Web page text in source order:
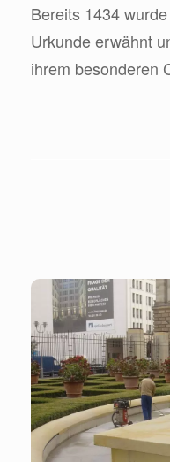
Bereits 1434
Urkunde erwähnt
ihrem besonderen